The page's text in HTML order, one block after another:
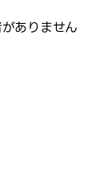
ありません